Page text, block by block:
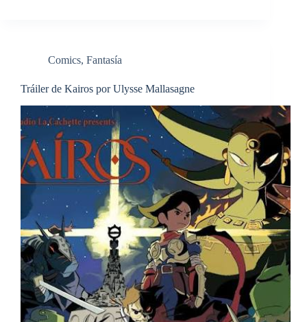
Comics, Fantasía
Tráiler de Kairos por Ulysse Mallasagne